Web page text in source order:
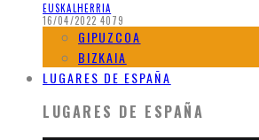
EUSKALHERRIA
16/04/2022 4079
GIPUZCOA
BIZKAIA
LUGARES DE ESPAÑA
LUGARES DE ESPAÑA